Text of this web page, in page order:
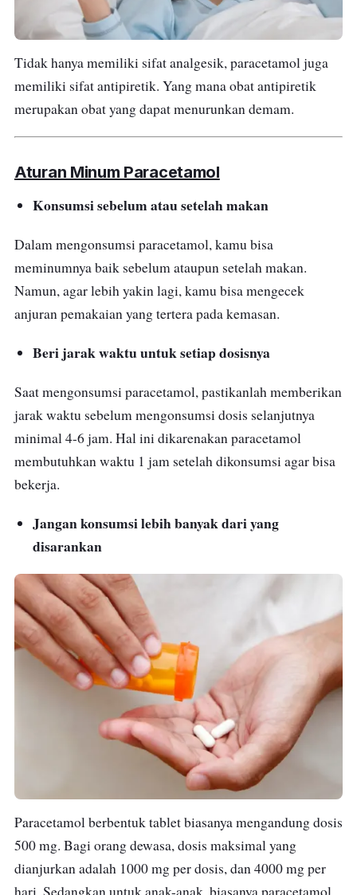
Tidak hanya memiliki sifat analgesik, paracetamol juga
memiliki sifat antipiretik. Yang mana obat antipiretik
merupakan obat yang dapat menurunkan demam.
Aturan Minum Paracetamol
Konsumsi sebelum atau setelah makan
Dalam mengonsumsi paracetamol, kamu bisa
meminumnya baik sebelum ataupun setelah makan.
Namun, agar lebih yakin lagi, kamu bisa mengecek
anjuran pemakaian yang tertera pada kemasan.
Beri jarak waktu untuk setiap dosisnya
Saat mengonsumsi paracetamol, pastikanlah memberikan
jarak waktu sebelum mengonsumsi dosis selanjutnya
minimal 4-6 jam. Hal ini dikarenakan paracetamol
membutuhkan waktu 1 jam setelah dikonsumsi agar bisa
bekerja.
Jangan konsumsi lebih banyak dari yang
disarankan
Paracetamol berbentuk tablet biasanya mengandung dosis
500 mg. Bagi orang dewasa, dosis maksimal yang
dianjurkan adalah 1000 mg per dosis, dan 4000 mg per
hari. Sedangkan untuk anak-anak, biasanya paracetamol